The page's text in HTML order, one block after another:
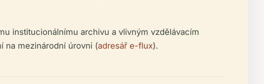
institucionálnímu archivu a vlivným vzdělávacím
na mezinárodní úrovni (adresář e-flux).